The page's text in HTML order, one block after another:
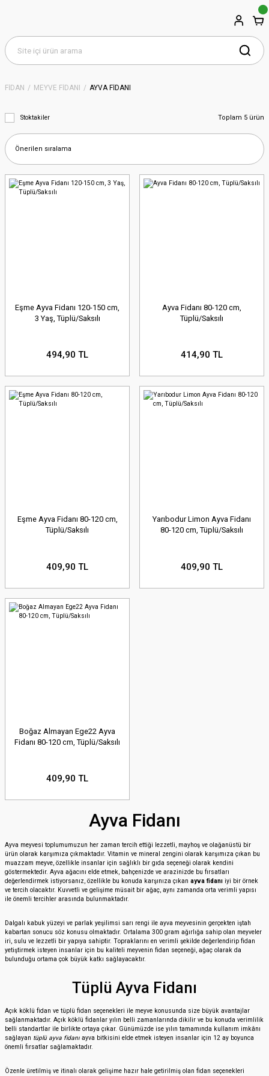
FİDAN MEYVE FİDANI AYVA FİDANI
Stoktakiler Toplam 5 ürün
Eşme Ayva Fidanı 120-150 cm,
3 Yaş, Tüplü/Saksılı
494,90 TL
Ayva Fidanı 80-120 cm,
Tüplü/Saksılı
414,90 TL
Eşme Ayva Fidanı 80-120 cm,
Tüplü/Saksılı
409,90 TL
Yarıbodur Limon Ayva Fidanı
80-120 cm, Tüplü/Saksılı
409,90 TL
Boğaz Almayan Ege22 Ayva
Fidanı 80-120 cm, Tüplü/Saksılı
409,90 TL
Ayva Fidanı
Ayva meyvesi toplumumuzun her zaman tercih ettiği lezzetli, mayhoş ve olağanüstü bir
ürün olarak karşımıza çıkmaktadır. Vitamin ve mineral zengini olarak karşımıza çıkan bu
muazzam meyve, özellikle insanlar için sağlıklı bir gıda seçeneği olarak kendini
göstermektedir. Ayva ağacını elde etmek, bahçenizde ve arazinizde bu fırsatları
değerlendirmek istiyorsanız, özellikle bu konuda karşınıza çıkan ayva fidanı iyi bir örnek
ve tercih olacaktır. Kuvvetli ve gelişime müsait bir ağaç, aynı zamanda orta verimli yapısı
ile önemli tercihler arasında bulunmaktadır.
Dalgalı kabuk yüzeyi ve parlak yeşilimsi sarı rengi ile ayva meyvesinin gerçekten iştah
kabartan sonucu söz konusu olmaktadır. Ortalama 300 gram ağırlığa sahip olan meyveler
iri, sulu ve lezzetli bir yapıya sahiptir. Topraklarını en verimli şekilde değerlendirip fidan
yetiştirmek isteyen insanlar için bu kaliteli meyvenin fidan seçeneği, ağaç olarak da
bulunduğu ortama çok büyük katkı sağlayacaktır.
Tüplü Ayva Fidanı
Açık köklü fidan ve tüplü fidan seçenekleri ile meyve konusunda size büyük avantajlar
sağlanmaktadır. Açık köklü fidanlar yılın belli zamanlarında dikilir ve bu konuda verimlilik
belli standartlar ile birlikte ortaya çıkar. Günümüzde ise yılın tamamında kullanım imkânı
sağlayan tüplü ayva fidanı ayva bitkisini elde etmek isteyen insanlar için 12 ay boyunca
önemli fırsatlar sağlamaktadır.
Özenle üretilmiş ve itinalı olarak gelişime hazır hale getirilmiş olan fidan seçenekleri